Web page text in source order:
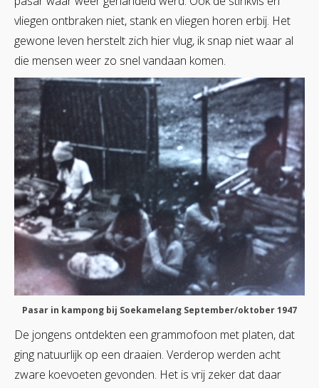
vliegen ontbraken niet, stank en vliegen horen erbij. Het
gewone leven herstelt zich hier vlug, ik snap niet waar al
die mensen weer zo snel vandaan komen.
Pasar in kampong bij Soekamelang September/oktober 1947
De jongens ontdekten een grammofoon met platen, dat
ging natuurlijk op een draaien. Verderop werden acht
zware koevoeten gevonden. Het is vrij zeker dat daar